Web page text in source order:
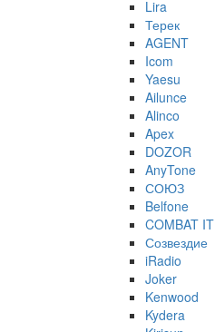
Lira
Терек
AGENT
Icom
Yaesu
Ailunce
Alinco
Apex
DOZOR
AnyTone
СОЮЗ
Belfone
COMBAT IT
Созвездие
iRadio
Joker
Kenwood
Kydera